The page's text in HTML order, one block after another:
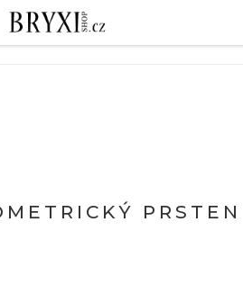
IDEÁLNÍ VOLBOU?
PRSTEN